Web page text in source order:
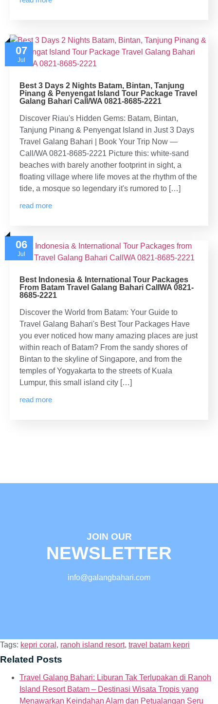
07
Jul
Best 3 Days 2 Nights Batam, Bintan, Tanjung
Pinang & Penyengat Island Tour Package Travel
Galang Bahari Call/WA 0821-8685-2221
Discover Riau's Hidden Gems: Batam, Bintan,
Tanjung Pinang & Penyengat Island in Just 3 Days
Travel Galang Bahari | Book Your Trip Now —
Call/WA 0821-8685-2221 Picture this: white-sand
beaches with barely another footprint in sight, a
floating village where life moves at the rhythm of the
tide, a mosque so legendary it's rumored to […]
read more
06
Jul
Best Indonesia & International Tour Packages
From Batam Travel Galang Bahari CallWA 0821-
8685-2221
Discover the World from Batam: Your Guide to
Travel Galang Bahari's Best Tour Packages Have
you ever noticed how many amazing places are just
within reach of Batam? From the sandy shores of
Bintan to the skyline of Singapore, and from the
temples of Yogyakarta to the streets of Kuala
Lumpur, this small island city […]
read more
JOIN OUR
NEWSLETTER
info@galangbahari.com
Tags: kepri coral , ranoh island resort, travel batam kepri
Related Posts
Travel Galang Bahari: Liburan Tak Terlupakan di Ranoh
Island Resort Batam – Destinasi Wisata Tropis yang
Menawarkan Keindahan Alam dan Petualangan Seru